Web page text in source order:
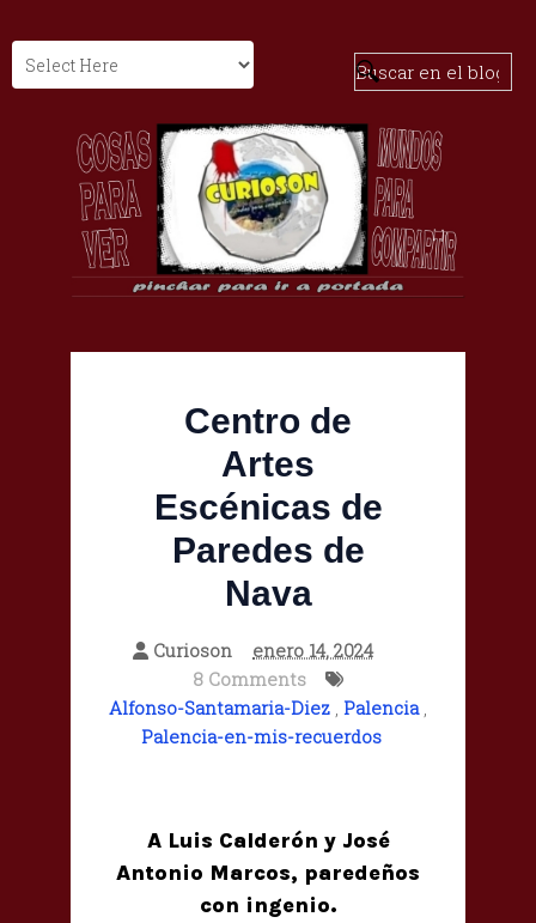
Centro de
Artes
Escénicas de
Paredes de
Nava
Curioson
enero 14, 2024
8 Comments
Alfonso-Santamaria-Diez , Palencia,
Palencia-en-mis-recuerdos
A Luis Calderón y José
Antonio Marcos, paredeños
con ingenio.